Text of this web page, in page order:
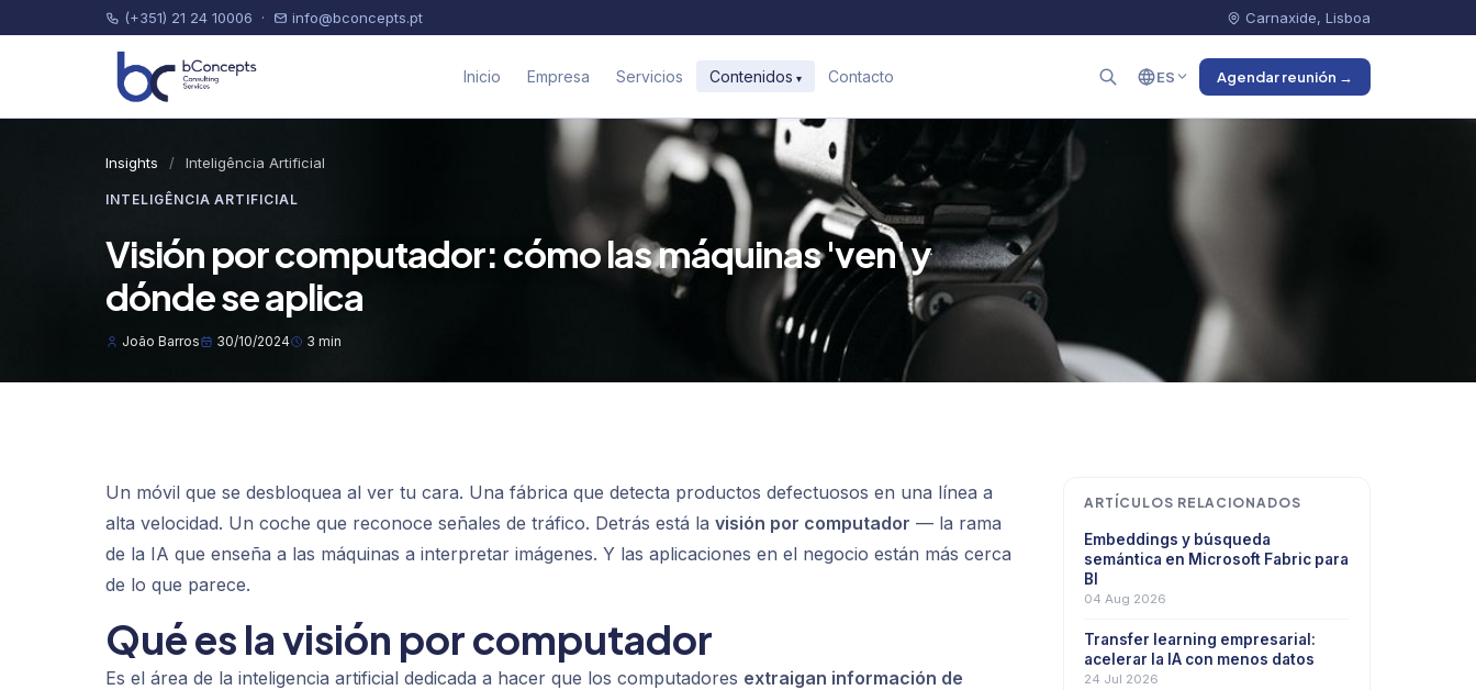
(+351) 21 24 10006 · info@bconcepts.pt Carnaxide, Lisboa
Inicio Empresa Servicios Contenidos Contacto ES Agendar reunión →
Insights / Inteligência Artificial
INTELIGÊNCIA ARTIFICIAL
Visión por computador: cómo las máquinas 'ven' y
dónde se aplica
João Barros 30/10/2024 3 min
Un móvil que se desbloquea al ver tu cara. Una fábrica que detecta productos defectuosos en una línea a
alta velocidad. Un coche que reconoce señales de tráfico. Detrás está la visión por computador — la rama
de la IA que enseña a las máquinas a interpretar imágenes. Y las aplicaciones en el negocio están más cerca
de lo que parece.
Qué es la visión por computador
Es el área de la inteligencia artificial dedicada a hacer que los computadores extraigan información de
ARTÍCULOS RELACIONADOS
Embeddings y búsqueda
semántica en Microsoft Fabric para
BI
04 Aug 2026
Transfer learning empresarial:
acelerar la IA con menos datos
24 Jul 2026